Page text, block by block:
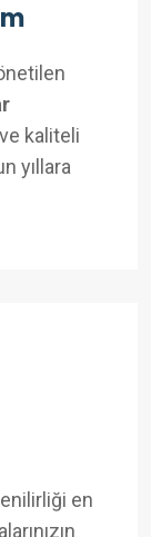
kaliteli
yıllara
en